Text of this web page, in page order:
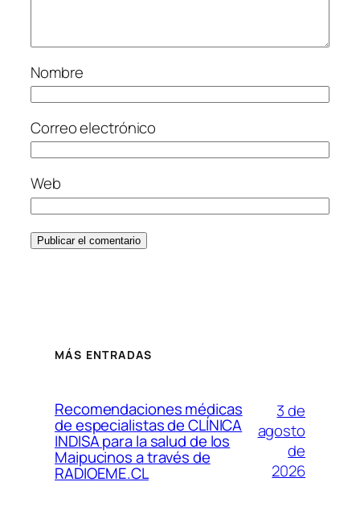
Nombre
Correo electrónico
Web
MÁS ENTRADAS
Recomendaciones médicas
de especialistas de CLÍNICA
INDISA para la salud de los
Maipucinos a través de
RADIOEME.CL
3 de
agosto
de
2026